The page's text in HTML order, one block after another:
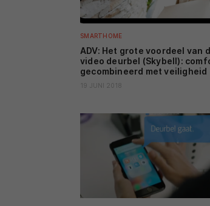
SMARTHOME
ADV: Het grote voordeel van
video deurbel (Skybell):
gecombineerd met veiligheid
19 JUNI 2018